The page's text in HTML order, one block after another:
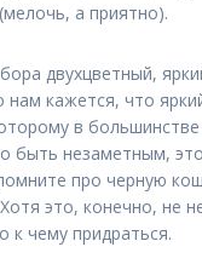
а приятно).
двухцветный,
нам кажется, что
в большинстве
быть незаметным,
про черную
это, конечно, не
к чему придраться.